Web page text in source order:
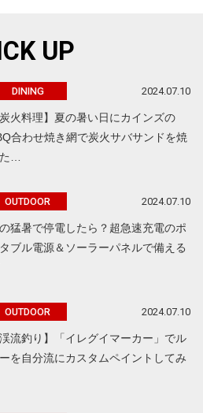
UP
DINING 2024.07.10
炭火料理】夏の暑い日にカインズの
合わせ焼き網で炭火サバサンドを焼
…
OUTDOOR 2024.07.10
猛暑で停電したら？超急速充電のポ
ブル電源＆ソーラーパネルで備える
OUTDOOR 2024.07.10
渓流釣り】「イレグイマーカー」でル
を自分流にカスタムペイントしてみ